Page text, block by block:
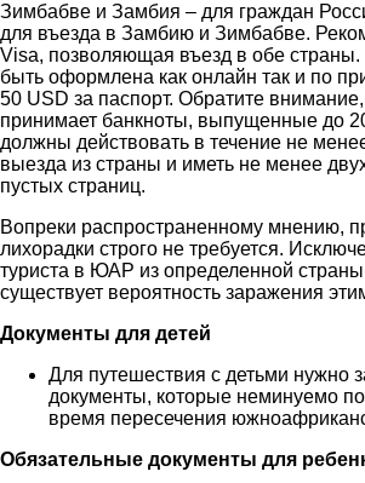
Зимбабве и Замбия – для граждан
для въезда в Замбию и Зимбабве.
Visa, позволяющая въезд в обе
быть оформлена как онлайн так и по
50 USD за паспорт. Обратите
принимает банкноты, выпущенные до
должны действовать в течение не
выезда из страны и иметь не менее
пустых страниц.
Вопреки распространенному мнению,
лихорадки строго не требуется.
туриста в ЮАР из определенной
существует вероятность заражения
Документы для детей
Для путешествия с детьми нужно
документы, которые неминуемо
время пересечения
Обязательные документы для